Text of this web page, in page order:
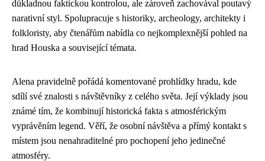
důkladnou faktickou kontrolou, ale zároveň zachovával poutavý
narativní styl. Spolupracuje s historiky, archeology, architekty i
folkloristy, aby čtenářům nabídla co nejkomplexnější pohled na
hrad Houska a související témata.
Alena pravidelně pořádá komentované prohlídky hradu, kde
sdílí své znalosti s návštěvníky z celého světa. Její výklady jsou
známé tím, že kombinují historická fakta s atmosférickým
vyprávěním legend. Věří, že osobní návštěva a přímý kontakt s
místem jsou nenahraditelné pro pochopení jeho jedinečné
atmosféry.